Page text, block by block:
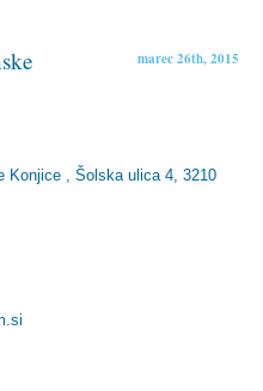
marec 26th, 2015
Konjice , Šolska ulica 4, 3210